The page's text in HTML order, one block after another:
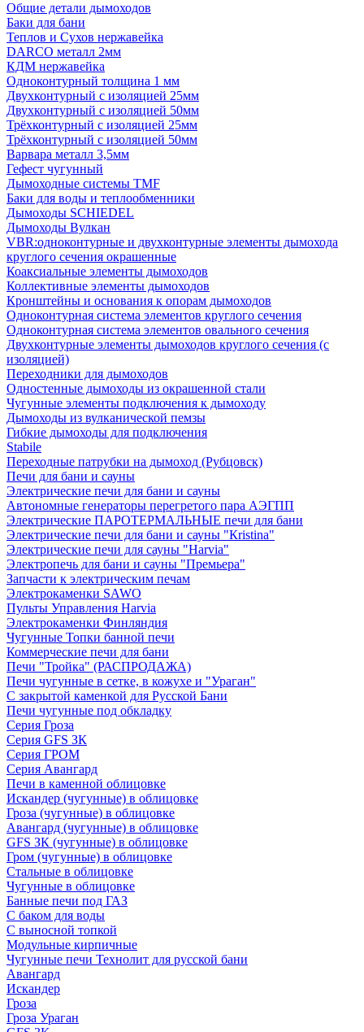
Общие детали дымоходов
Баки для бани
Теплов и Сухов нержавейка
DARCO металл 2мм
КДМ нержавейка
Одноконтурный толщина 1 мм
Двухконтурный с изоляцией 25мм
Двухконтурный с изоляцией 50мм
Трёхконтурный с изоляцией 25мм
Трёхконтурный с изоляцией 50мм
Варвара металл 3,5мм
Гефест чугунный
Дымоходные системы TMF
Баки для воды и теплообменники
Дымоходы SCHIEDEL
Дымоходы Вулкан
VBR:одноконтурные и двухконтурные элементы дымохода
круглого сечения окрашенные
Коаксиальные элементы дымоходов
Коллективные элементы дымоходов
Кронштейны и основания к опорам дымоходов
Одноконтурная система элементов круглого сечения
Одноконтурная система элементов овального сечения
Двухконтурные элементы дымоходов круглого сечения (с
изоляцией)
Переходники для дымоходов
Одностенные дымоходы из окрашенной стали
Чугунные элементы подключения к дымоходу
Дымоходы из вулканической пемзы
Гибкие дымоходы для подключения
Stabile
Переходные патрубки на дымоход (Рубцовск)
Печи для бани и сауны
Электрические печи для бани и сауны
Автономные генераторы перегретого пара АЭГПП
Электрические ПАРОТЕРМАЛЬНЫЕ печи для бани
Электрические печи для бани и сауны "Кristina"
Электрические печи для сауны "Harvia"
Электропечь для бани и сауны "Премьера"
Запчасти к электрическим печам
Электрокаменки SAWO
Пульты Управления Harvia
Электрокаменки Финляндия
Чугунные Топки банной печи
Коммерческие печи для бани
Печи "Тройка" (РАСПРОДАЖА)
Печи чугунные в сетке, в кожухе и "Ураган"
С закрытой каменкой для Русской Бани
Печи чугунные под обкладку
Серия Гроза
Серия GFS ЗК
Серия ГРОМ
Серия Авангард
Печи в каменной облицовке
Искандер (чугунные) в облицовке
Гроза (чугунные) в облицовке
Авангард (чугунные) в облицовке
GFS ЗК (чугунные) в облицовке
Гром (чугунные) в облицовке
Стальные в облицовке
Чугунные в облицовке
Банные печи под ГАЗ
С баком для воды
С выносной топкой
Модульные кирпичные
Чугунные печи Технолит для русской бани
Авангард
Искандер
Гроза
Гроза Ураган